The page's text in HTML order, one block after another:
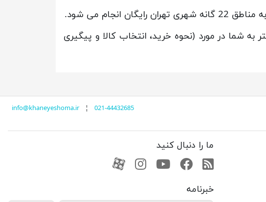
می شود.
شما در مورد (نحوه خرید، انتخاب کالا و پیگیری
info@khaneyeshoma.ir¦ 021-44432685
ما را دنبال کنید
RSS فیسبوکیوتیوبکانال آپارات
کانال آپارات
خبرنامه